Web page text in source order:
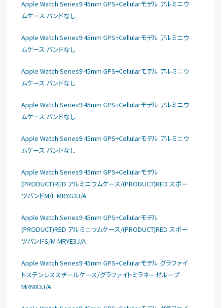
Apple Watch Series9 45mm GPS+Cellularモデル アルミニウ
ムケース バンドなし
Apple Watch Series9 45mm GPS+Cellularモデル アルミニウ
ムケース バンドなし
Apple Watch Series9 45mm GPS+Cellularモデル アルミニウ
ムケース バンドなし
Apple Watch Series9 45mm GPS+Cellularモデル アルミニウ
ムケース バンドなし
Apple Watch Series9 45mm GPS+Cellularモデル アルミニウ
ムケース バンドなし
Apple Watch Series9 45mm GPS+Cellularモデル
(PRODUCT)RED アルミニウムケース/(PRODUCT)RED スポー
ツバンドM/L MRYG3J/A
Apple Watch Series9 45mm GPS+Cellularモデル
(PRODUCT)RED アルミニウムケース/(PRODUCT)RED スポー
ツバンドS/M MRYE3J/A
Apple Watch Series9 45mm GPS+Cellularモデル グラファイ
トステンレススチールケース/グラファイトミラネーゼループ
MRMX3J/A